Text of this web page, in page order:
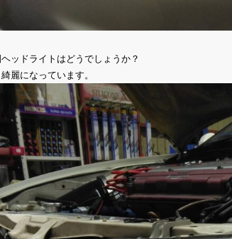
ッドライトはどうでしょうか？
麗になっています。